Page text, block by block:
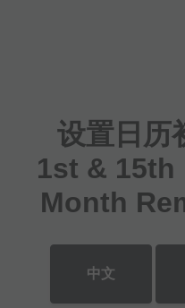
设置日历
1st & 15th
Month
中文